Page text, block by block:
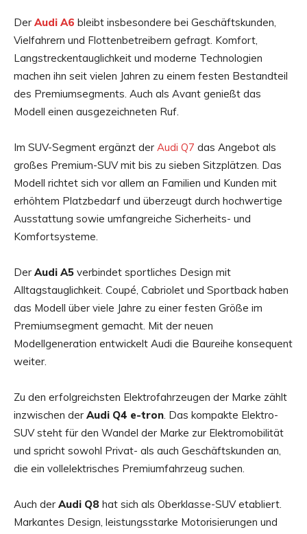
Der Audi A6 bleibt insbesondere bei Geschäftskunden,
Vielfahrern und Flottenbetreibern gefragt. Komfort,
Langstreckentauglichkeit und moderne Technologien
machen ihn seit vielen Jahren zu einem festen Bestandteil
des Premiumsegments. Auch als Avant genießt das
Modell einen ausgezeichneten Ruf.
Im SUV-Segment ergänzt der Audi Q7 das Angebot als
großes Premium-SUV mit bis zu sieben Sitzplätzen. Das
Modell richtet sich vor allem an Familien und Kunden mit
erhöhtem Platzbedarf und überzeugt durch hochwertige
Ausstattung sowie umfangreiche Sicherheits- und
Komfortsysteme.
Der Audi A5 verbindet sportliches Design mit
Alltagstauglichkeit. Coupé, Cabriolet und Sportback haben
das Modell über viele Jahre zu einer festen Größe im
Premiumsegment gemacht. Mit der neuen
Modellgeneration entwickelt Audi die Baureihe konsequent
weiter.
Zu den erfolgreichsten Elektrofahrzeugen der Marke zählt
inzwischen der Audi Q4 e-tron. Das kompakte Elektro-
SUV steht für den Wandel der Marke zur Elektromobilität
und spricht sowohl Privat- als auch Geschäftskunden an,
die ein vollelektrisches Premiumfahrzeug suchen.
Auch der Audi Q8 hat sich als Oberklasse-SUV etabliert.
Markantes Design, leistungsstarke Motorisierungen und